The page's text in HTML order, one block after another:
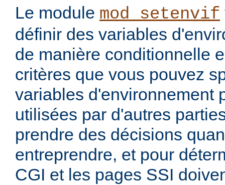
Le module mod_setenvif
définir des variables
de manière conditionnelle
critères que vous pouvez
variables d'environnement
utilisées par d'autres
prendre des décisions
entreprendre, et pour
CGI et les pages SSI